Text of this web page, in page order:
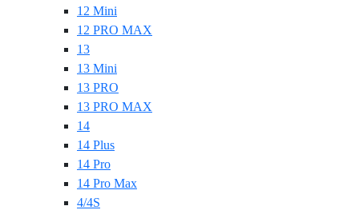
12 Mini
12 PRO MAX
13
13 Mini
13 PRO
13 PRO MAX
14
14 Plus
14 Pro
14 Pro Max
4/4S